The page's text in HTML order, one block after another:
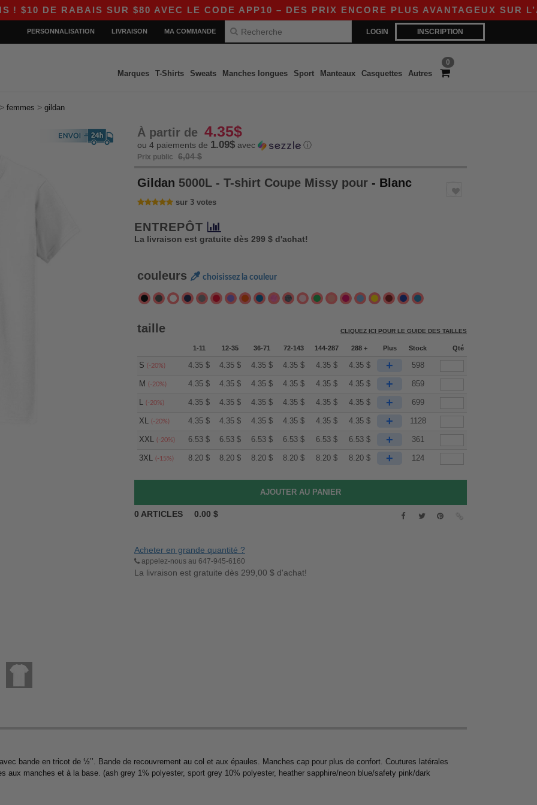
RABAIS SUR $80 AVEC LE CODE APP10 – DES PRIX ENCORE PLUS AVANTAGEUX SUR L’APP !
LOGIN INSCRIPTION
PERSONNALISATION LIVRAISON MA COMMANDE
0
Marques T-Shirts Sweats Manches longues Sport Manteaux Casquettes Autres
> femmes > gildan
À partir de 4.35$
ou 4 paiements de 1.09$ avec ⓘ
Prix public 6,04 $
Gildan 5000L - T-shirt Coupe Missy pour - Blanc
sur 3 votes
ENTREPÔT
La livraison est gratuite dès 299 $ d'achat!
couleurs choisissez la couleur
taille CLIQUEZ ICI POUR LE GUIDE DES TAILLES
1-11 12-35 36-71 72-143 144-287 288 + Plus Stock Qté
S (-20%) 4.35 $ 4.35 $ 4.35 $ 4.35 $ 4.35 $ 4.35 $ + 598
M (-20%) 4.35 $ 4.35 $ 4.35 $ 4.35 $ 4.35 $ 4.35 $ + 859
L (-20%) 4.35 $ 4.35 $ 4.35 $ 4.35 $ 4.35 $ 4.35 $ + 699
XL (-20%) 4.35 $ 4.35 $ 4.35 $ 4.35 $ 4.35 $ 4.35 $ + 1128
XXL (-20%) 6.53 $ 6.53 $ 6.53 $ 6.53 $ 6.53 $ 6.53 $ + 361
3XL (-15%) 8.20 $ 8.20 $ 8.20 $ 8.20 $ 8.20 $ 8.20 $ + 124
0 ARTICLES 0.00 $
Acheter en grande quantité ?
appelez-nous au 647-945-6160
La livraison est gratuite dès 299,00 $ d'achat!
bande en tricot de ½’’. Bande de recouvrement au col et aux épaules. Manches cap pour plus de confort. Coutures latérales
aux manches et à la base. (ash grey 1% polyester, sport grey 10% polyester, heather sapphire/neon blue/safety pink/dark